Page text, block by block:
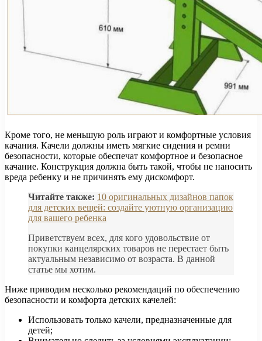
Кроме того, не меньшую роль играют и комфортные условия
качания. Качели должны иметь мягкие сидения и ремни
безопасности, которые обеспечат комфортное и безопасное
качание. Конструкция должна быть такой, чтобы не наносить
вреда ребенку и не причинять ему дискомфорт.
Читайте также: 10 оригинальных дизайнов папок
для детских вещей: создайте уютную организацию
для вашего ребенка
Приветствуем всех, для кого удовольствие от
покупки канцелярских товаров не перестает быть
актуальным независимо от возраста. В данной
статье мы хотим.
Ниже приводим несколько рекомендаций по обеспечению
безопасности и комфорта детских качелей:
Использовать только качели, предназначенные для
детей;